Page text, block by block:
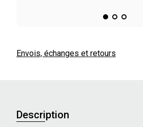
Envois, échanges et retours
Description